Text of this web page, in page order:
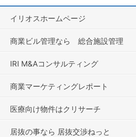
イリオスホームページ
商業ビル管理なら 総合施設管理
IRI M&Aコンサルティング
商業マーケティングレポート
医療向け物件はクリサーチ
居抜の事なら 居抜交渉ねっと